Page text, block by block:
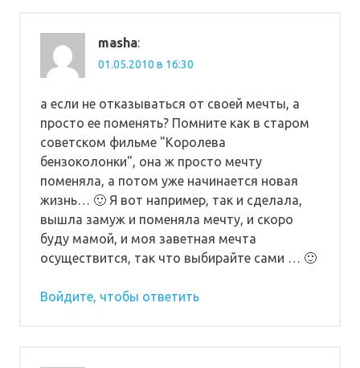
masha:
01.05.2010 в 16:30
а если не отказываться от своей мечты, а
просто ее поменять? Помните как в старом
советском фильме "Королева
бензоколонки", она ж просто мечту
поменяла, а потом уже начинается новая
жизнь… 🙂 Я вот например, так и сделала,
вышла замуж и поменяла мечту, и скоро
буду мамой, и моя заветная мечта
осуществится, так что выбирайте сами … 🙂
Войдите, чтобы ответить